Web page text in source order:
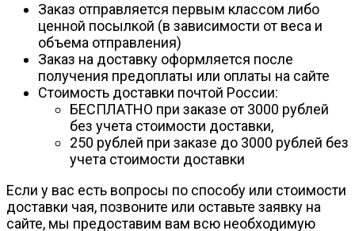
Заказ отправляется первым классом либо
ценной посылкой (в зависимости от веса и
объема отправления)
Заказ на доставку оформляется после
получения предоплаты или оплаты на сайте
Стоимость доставки почтой России:
БЕСПЛАТНО при заказе от 3000 рублей
без учета стоимости доставки,
250 рублей при заказе до 3000 рублей без
учета стоимости доставки
Если у вас есть вопросы по способу или стоимости
доставки чая, позвоните или оставьте заявку на
сайте, мы предоставим вам всю необходимую